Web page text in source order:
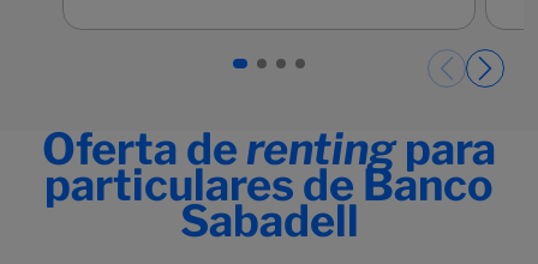
Oferta de rentingpara
particulares de Banco
Sabadell